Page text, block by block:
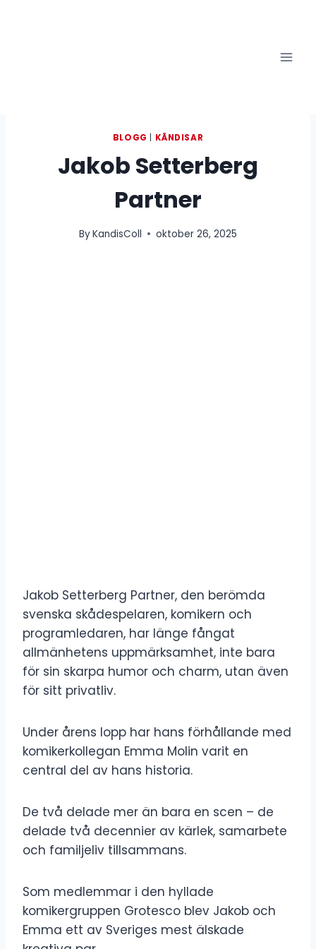
BLOGG KÄNDISAR
Jakob Setterberg
Partner
ByKandisColl oktober 26, 2025
Jakob Setterberg Partner, den berömda
svenska skådespelaren, komikern och
programledaren, har länge fångat
allmänhetens uppmärksamhet, inte bara
för sin skarpa humor och charm, utan även
för sitt privatliv.
Under årens lopp har hans förhållande med
komikerkollegan Emma Molin varit en
central del av hans historia.
De två delade mer än bara en scen – de
delade två decennier av kärlek, samarbete
och familjeliv tillsammans.
Som medlemmar i den hyllade
komikergruppen Grotesco blev Jakob och
Emma ett av Sveriges mest älskade